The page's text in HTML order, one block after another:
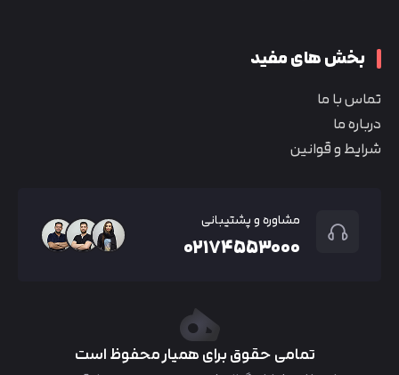
بخش های مفید
تماس با ما
درباره ما
شرایط و قوانین
مشاوره و پشتیبانی
۰۲۱۷۴۵۵۳۰۰۰
تمامی حقوق برای همیار محفوظ است